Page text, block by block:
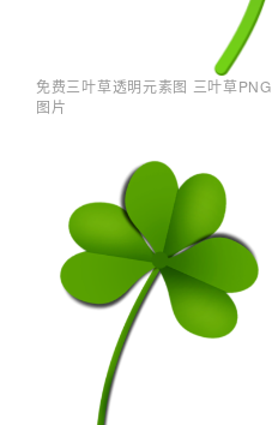
免费三叶草透明元素图 三叶草PNG
图片